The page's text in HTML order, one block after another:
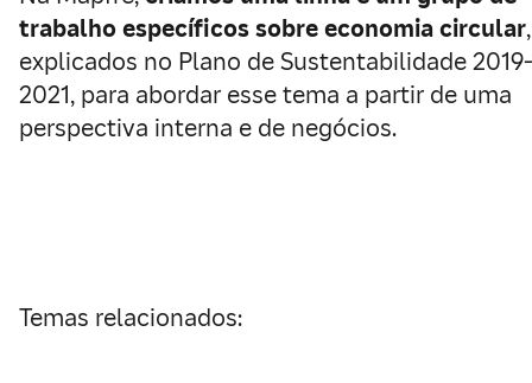
trabalho específicos sobre economia circular,
explicados no Plano de Sustentabilidade 2019-
2021, para abordar esse tema a partir de uma
perspectiva interna e de negócios.
Temas relacionados: